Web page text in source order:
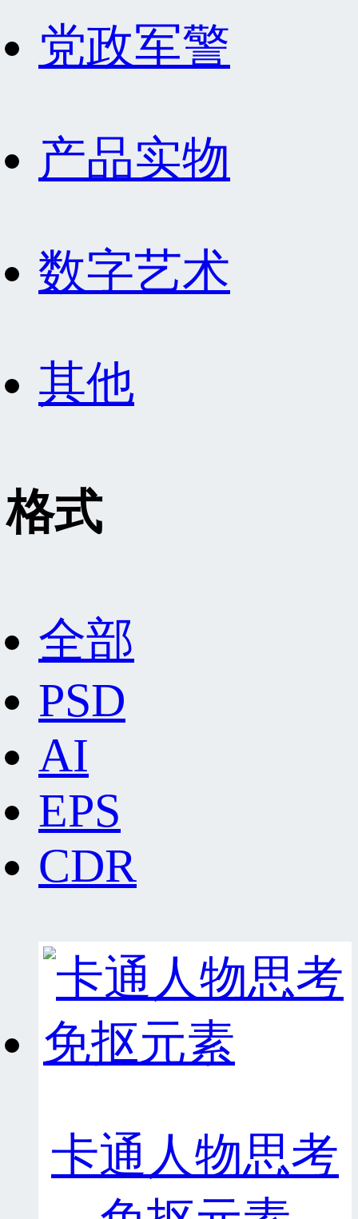
党政军警
产品实物
数字艺术
其他
格式
全部
PSD
AI
EPS
CDR
卡通人物思考